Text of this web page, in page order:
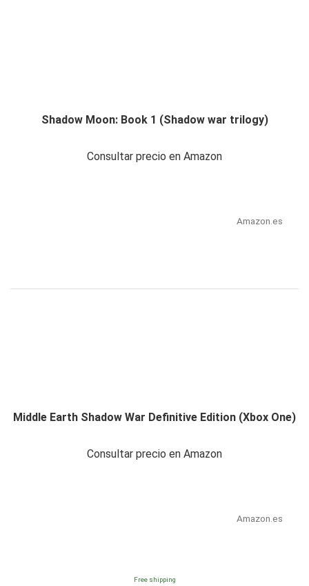
Shadow Moon: Book 1 (Shadow war trilogy)
Consultar precio en Amazon
Amazon.es
Middle Earth Shadow War Definitive Edition (Xbox One)
Consultar precio en Amazon
Amazon.es
Free shipping